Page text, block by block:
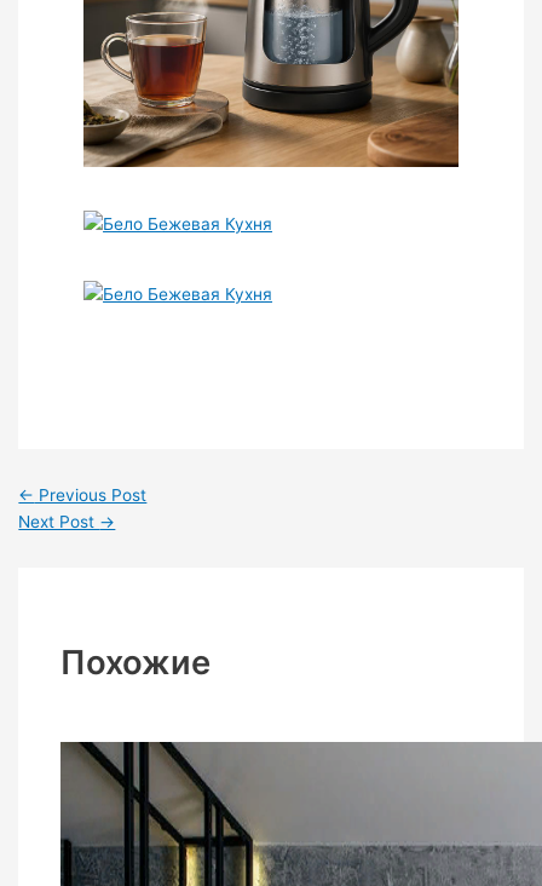
← Previous Post
Next Post →
Похожие